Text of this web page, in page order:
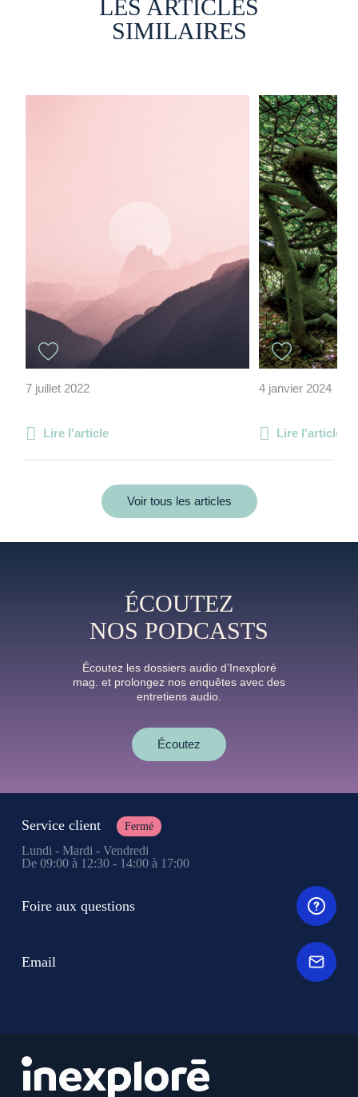
LES ARTICLES
SIMILAIRES
7 juillet 2022
Lire l'article
4 janvier 2024
Lire l'article
Voir tous les articles
ÉCOUTEZ
NOS PODCASTS
Écoutez les dossiers audio d’Inexploré
mag. et prolongez nos enquêtes avec des
entretiens audio.
Écoutez
Service client Fermé
Lundi - Mardi - Vendredi
De 09:00 à 12:30 - 14:00 à 17:00
Foire aux questions
Email